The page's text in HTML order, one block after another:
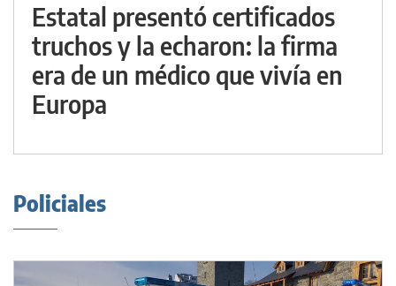
Estatal presentó certificados
truchos y la echaron: la firma
era de un médico que vivía en
Europa
Policiales